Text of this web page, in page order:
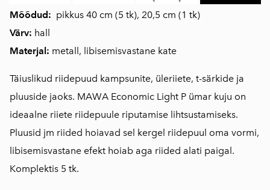
Mõõdud: pikkus 40 cm (5 tk), 20,5 cm (1 tk)
Värv: hall
Materjal: metall, libisemisvastane kate
Täiuslikud riidepuud kampsunite, üleriiete, t-särkide ja
pluuside jaoks. MAWA Economic Light P ümar kuju on
ideaalne riiete riidepuule riputamise lihtsustamiseks.
Pluusid jm riided hoiavad sel kergel riidepuul oma vormi,
libisemisvastane efekt hoiab aga riided alati paigal.
Komplektis 5 tk.